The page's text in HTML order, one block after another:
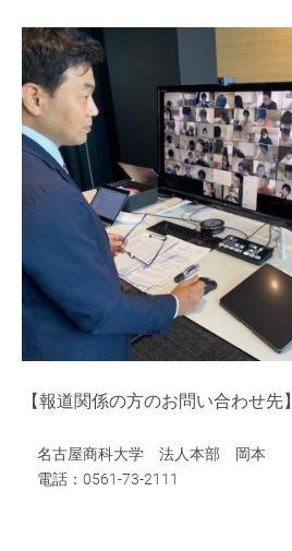
【報道関係の方のお問い合わせ先】
名古屋商科大学 法人本部 岡本
電話：0561-73-2111